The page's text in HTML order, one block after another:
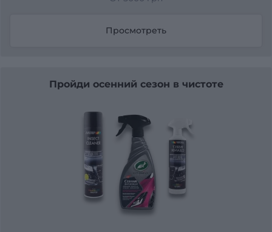
Просмотреть
Пройди осенний сезон в чистоте